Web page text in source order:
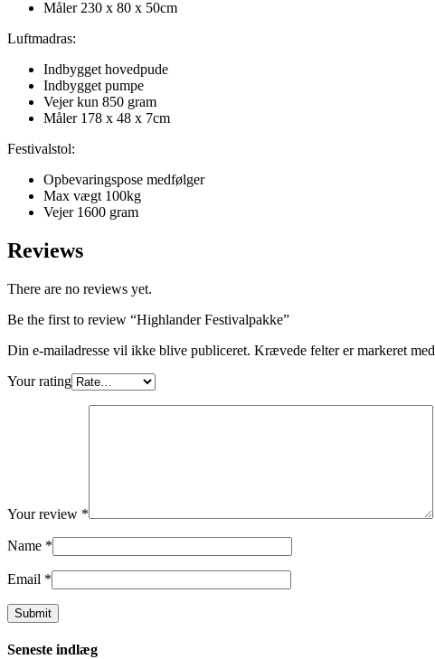
Måler 230 x 80 x 50cm
Luftmadras:
Indbygget hovedpude
Indbygget pumpe
Vejer kun 850 gram
Måler 178 x 48 x 7cm
Festivalstol:
Opbevaringspose medfølger
Max vægt 100kg
Vejer 1600 gram
Reviews
There are no reviews yet.
Be the first to review “Highlander Festivalpakke”
Din e-mailadresse vil ikke blive publiceret. Krævede felter er markeret med
Your rating
Your review *
Name *
Email *
Seneste indlæg